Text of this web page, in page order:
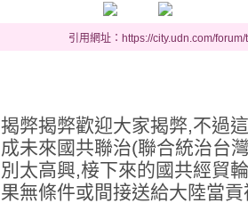
引用網址：https://city.udn.com/
揭弊揭弊歡迎大家揭弊,不過
成未來國共聯治(聯合統治台
別太高興,椄下來的國共經貿
果無條件或間接送給大陸當